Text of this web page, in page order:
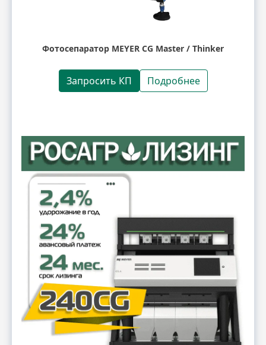
Фотосепаратор MEYER CG Master / Thinker
Запросить КП Подробнее